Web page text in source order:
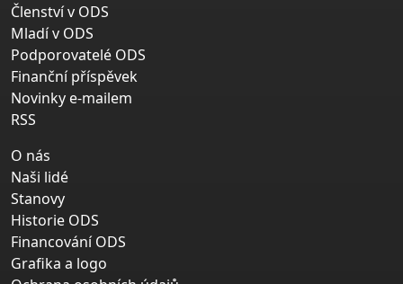
Členství v ODS
Mladí v ODS
Podporovatelé ODS
Finanční příspěvek
Novinky e-mailem
RSS
O nás
Naši lidé
Stanovy
Historie ODS
Financování ODS
Grafika a logo